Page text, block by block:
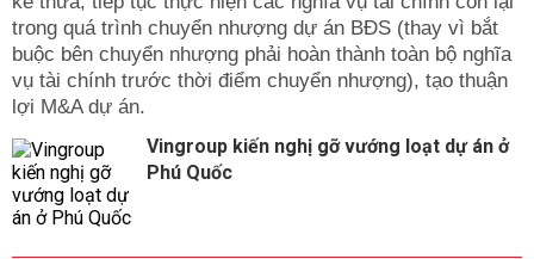
trong quá trình chuyển nhượng dự án BĐS (thay vì bắt
buộc bên chuyển nhượng phải hoàn thành toàn bộ nghĩa
vụ tài chính trước thời điểm chuyển nhượng), tạo thuận
lợi M&A dự án.
Vingroup kiến nghị gỡ vướng loạt dự án ở
Phú Quốc